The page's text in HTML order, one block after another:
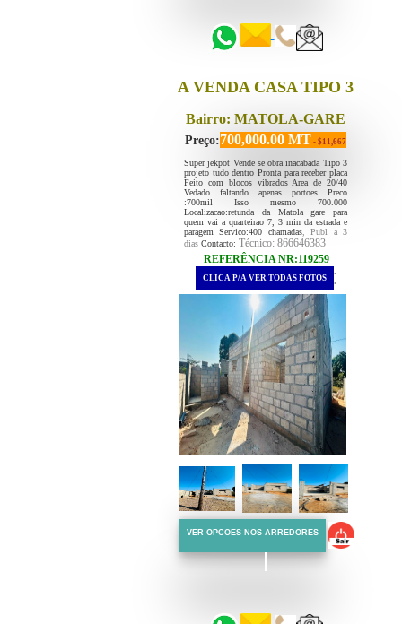
A VENDA CASA TIPO 3
Bairro: MATOLA-GARE
Preço:700,000.00 MT - $11,667
Super jekpot Vende se obra inacabada Tipo 3
projeto tudo dentro Pronta para receber placa
Feito com blocos vibrados Area de 20/40
Vedado faltando apenas portoes Preco
:700mil Isso mesmo 700.000
Localizacao:retunda da Matola gare para
quem vai a quarteirao 7, 3 min da estrada e
paragem Servico:400 chamadas, Publ a 3
dias Contacto: Técnico: 866646383
REFERÊNCIA NR:119259
.
CLICA P/A VER TODAS FOTOS .
VER OPCOES NOS ARREDORES